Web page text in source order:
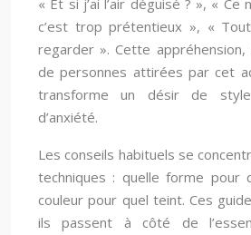
« Et si j’ai l’air déguisé ? », « Ce
c’est trop prétentieux », «
regarder ». Cette
de personnes attirées par cet
transforme un désir de
d’anxiété.
Les conseils habituels se
techniques : quelle forme pour
couleur pour quel teint. Ces
ils passent à côté de